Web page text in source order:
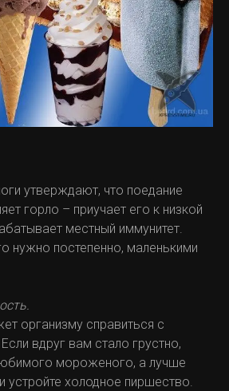
утверждают, что поедание
горло – приучает его к низкой
местный иммунитет.
нужно постепенно, маленькими
организму справиться с
вдруг вам стало грустно,
мороженого, а лучше
устройте холодное пиршество.